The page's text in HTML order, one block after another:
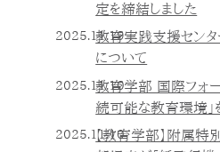
定を締結しました
2025.11.19教育実践支援セン
について
2025.11.10教育学部 国際フォ
続可能な教育環境」
2025.11.10【教育学部】附属特